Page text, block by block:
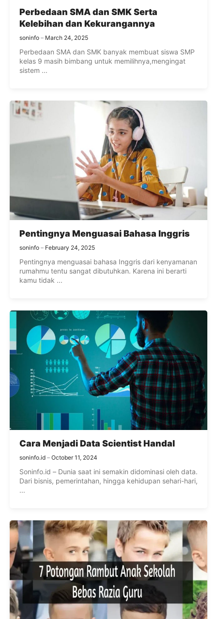
Perbedaan SMA dan SMK Serta
Kelebihan dan Kekurangannya
soninfo March 24, 2025
Perbedaan SMA dan SMK banyak membuat siswa SMP
kelas 9 masih bimbang untuk memilihnya,mengingat
sistem ...
Pentingnya Menguasai Bahasa Inggris
soninfo February 24, 2025
Pentingnya menguasai bahasa Inggris dari kenyamanan
rumahmu tentu sangat dibutuhkan. Karena ini berarti
kamu tidak ...
Cara Menjadi Data Scientist Handal
soninfo.id October 11, 2024
Soninfo.id – Dunia saat ini semakin didominasi oleh data.
Dari bisnis, pemerintahan, hingga kehidupan sehari-hari,
...